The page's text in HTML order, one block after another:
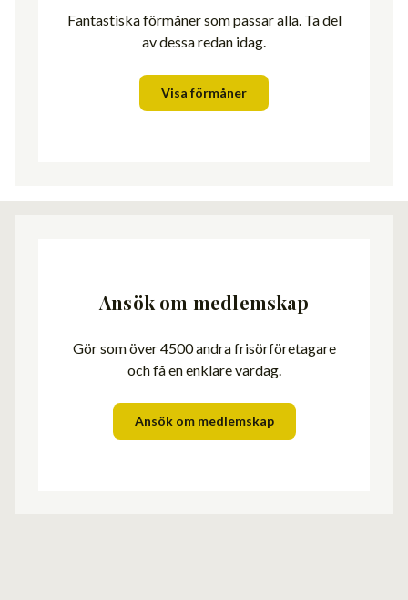
Fantastiska förmåner som passar alla. Ta del
av dessa redan idag.
Visa förmåner
Ansök om medlemskap
Gör som över 4500 andra frisörföretagare
och få en enklare vardag.
Ansök om medlemskap